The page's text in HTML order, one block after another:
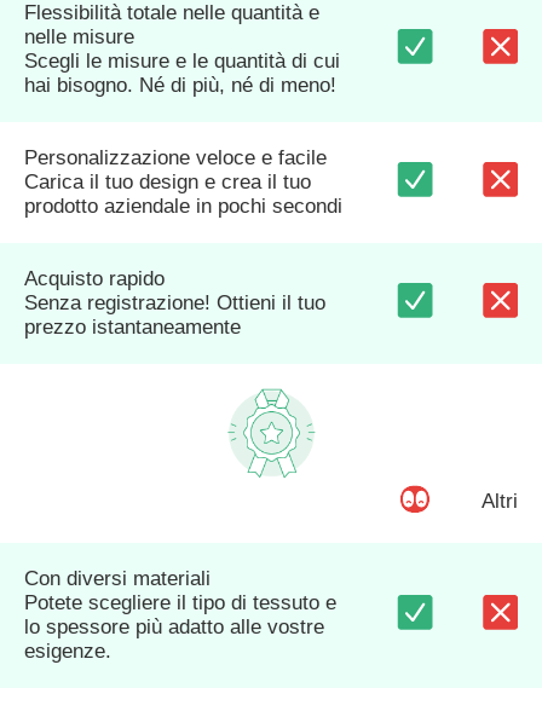
Flessibilità totale nelle quantità e
nelle misure
Scegli le misure e le quantità di cui
hai bisogno. Né di più, né di meno!
Personalizzazione veloce e facile
Carica il tuo design e crea il tuo
prodotto aziendale in pochi secondi
Acquisto rapido
Senza registrazione! Ottieni il tuo
prezzo istantaneamente
Altri
Con diversi materiali
Potete scegliere il tipo di tessuto e
lo spessore più adatto alle vostre
esigenze.